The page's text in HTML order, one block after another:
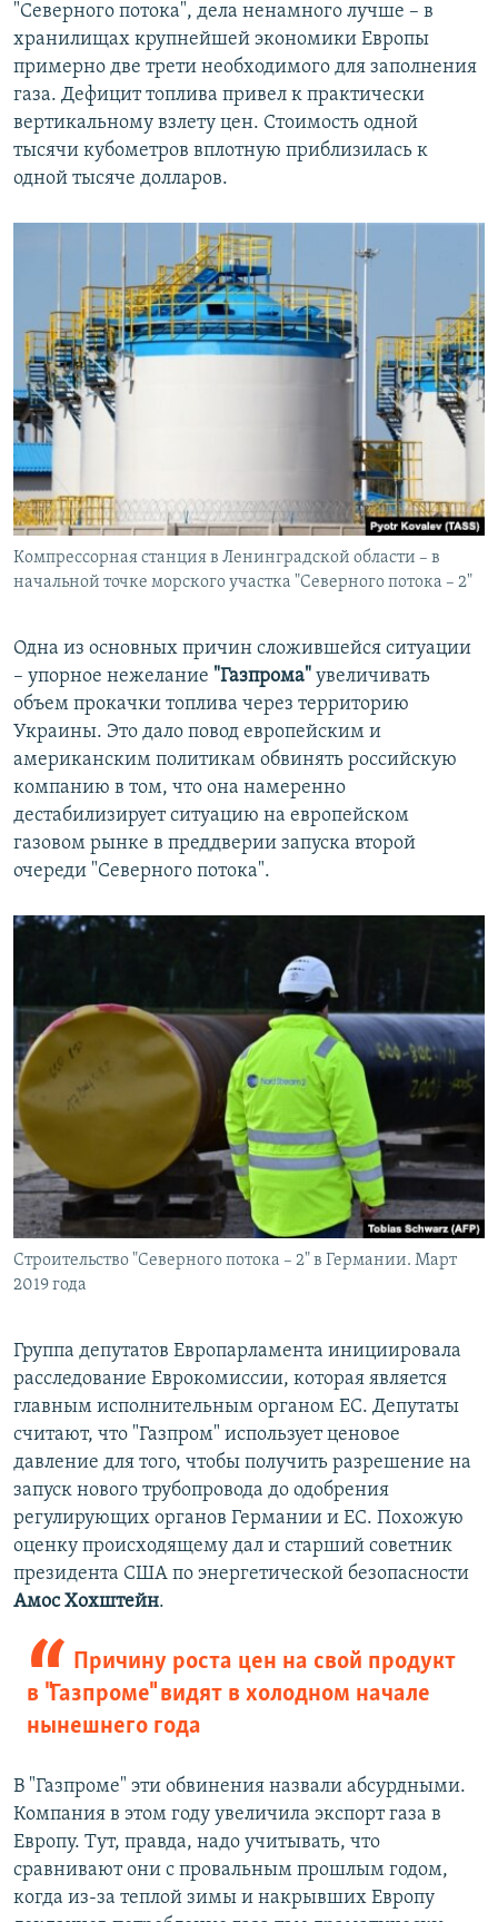
"Северного потока", дела ненамного лучше – в
хранилищах крупнейшей экономики Европы
примерно две трети необходимого для заполнения
газа. Дефицит топлива привел к практически
вертикальному взлету цен. Стоимость одной
тысячи кубометров вплотную приблизилась к
одной тысяче долларов.
Компрессорная станция в Ленинградской области – в
начальной точке морского участка "Северного потока – 2"
Одна из основных причин сложившейся ситуации
– упорное нежелание "Газпрома" увеличивать
объем прокачки топлива через территорию
Украины. Это дало повод европейским и
американским политикам обвинять российскую
компанию в том, что она намеренно
дестабилизирует ситуацию на европейском
газовом рынке в преддверии запуска второй
очереди "Северного потока".
Строительство "Северного потока – 2" в Германии. Март
2019 года
Группа депутатов Европарламента инициировала
расследование Еврокомиссии, которая является
главным исполнительным органом ЕС. Депутаты
считают, что "Газпром" использует ценовое
давление для того, чтобы получить разрешение на
запуск нового трубопровода до одобрения
регулирующих органов Германии и ЕС. Похожую
оценку происходящему дал и старший советник
президента США по энергетической безопасности
Амос Хохштейн.
Причину роста цен на свой продукт
в "Газпроме" видят в холодном начале
нынешнего года
В "Газпроме" эти обвинения назвали абсурдными.
Компания в этом году увеличила экспорт газа в
Европу. Тут, правда, надо учитывать, что
сравнивают они с провальным прошлым годом,
когда из-за теплой зимы и накрывших Европу